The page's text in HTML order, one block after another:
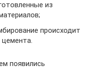
из
происходит
появились